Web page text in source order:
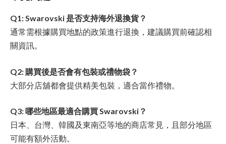
Q1: Swarovski 是否支持海外退換貨？
通常需根據購買地點的政策進行退換，建議購買前確認相
關資訊。
Q2: 購買後是否會有包裝或禮物袋？
大部分店舖都會提供精美包裝，適合當作禮物。
Q3: 哪些地區最適合購買 Swarovski？
日本、台灣、韓國及東南亞等地的商店常見，且部分地區
可能有額外活動。